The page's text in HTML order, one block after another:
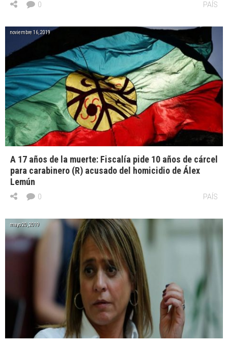
PAÍS
0
noviembre 16, 2019
A 17 años de la muerte: Fiscalía pide 10 años de cárcel
para carabinero (R) acusado del homicidio de Álex
Lemún
PAÍS
0
mayo 20, 2019